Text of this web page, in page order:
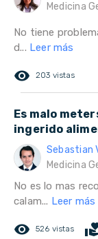
Medicina
No tiene
d... Leer más
remove_red_eye 203 vistas
Es malo
ingerido
Sebastian
Medicina
No es lo mas
calam... Leer más
remove_red_eye 526 vistas